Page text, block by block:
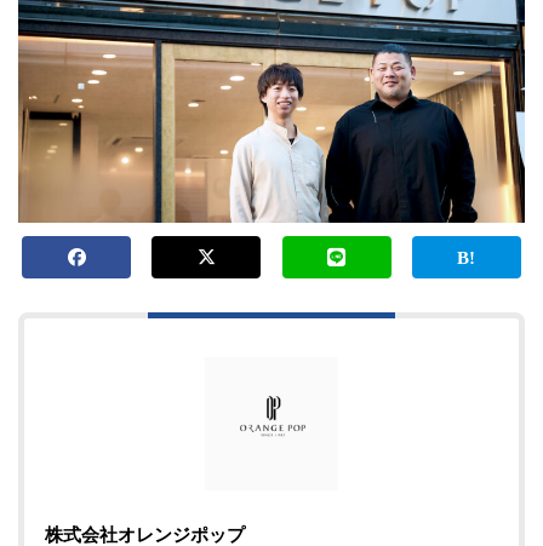
株式会社オレンジポップ